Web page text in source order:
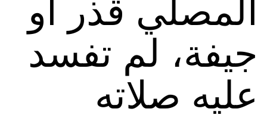
المصلي قذر أو
جيفة، لم تفسد
عليه صلاته